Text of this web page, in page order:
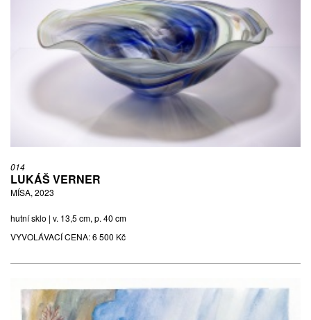
014
LUKÁŠ VERNER
MÍSA, 2023
hutní sklo | v. 13,5 cm, p. 40 cm
VYVOLÁVACÍ CENA:6 500 Kč